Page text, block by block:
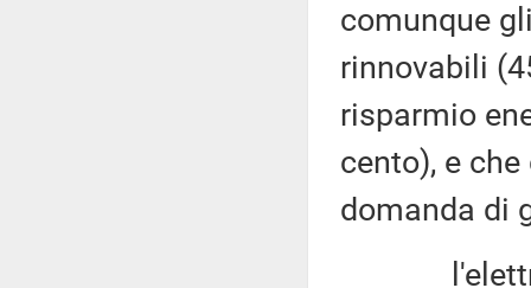
comunque
rinnovabili
risparmio
cento), e
domanda di